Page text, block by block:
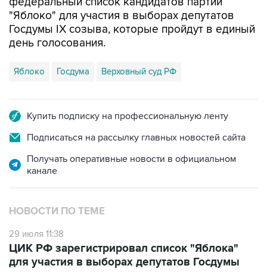
Госдумы IX созыва, которые пройдут в единый
день голосования.
Яблоко Госдума Верховный суд РФ
Подписаться на рассылку главных новостей сайта
Получать оперативные новости в официальном
НОВОСТИ ПО ТЕМЕ
29 июля 11:38
для участия в выборах депутатов Госдумы
18 июля 11:35